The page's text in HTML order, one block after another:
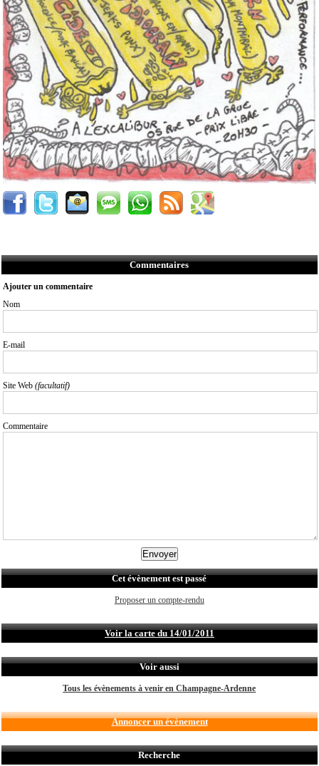
Commentaires
Ajouter un commentaire
Nom
E-mail
Site Web (facultatif)
Commentaire
Cet évènement est passé
Proposer un compte-rendu
Voir la carte du 14/01/2011
Voir aussi
Tous les évènements à venir en Champagne-Ardenne
Annoncer un évènement
Recherche